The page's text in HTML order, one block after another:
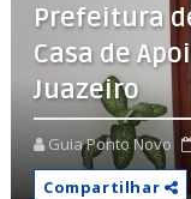
Prefeitura
Casa de
Juazeiro
Guia Ponto Novo
Compartilhar